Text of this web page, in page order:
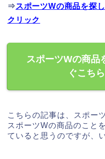
⇒ スポーツWの商品を探
クリック
スポーツWの商品
ぐこち
こちらの記事は、スポー
スポーツWの商品のこと
ていると思うのですが、